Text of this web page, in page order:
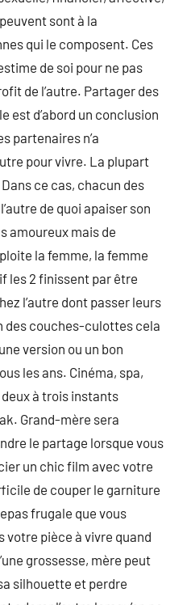
sont à la
qui le composent. Ces
de soi pour ne pas
de l’autre. Partager des
est d’abord un conclusion
partenaires n’a
pour vivre. La plupart
ce cas, chacun des
de quoi apaiser son
amoureux mais de
la femme, la femme
les 2 finissent par être
l’autre dont passer leurs
des couches-culottes cela
version ou un bon
les ans. Cinéma, spa,
à trois instants
Grand-mère sera
le partage lorsque vous
un chic film avec votre
de couper le garniture
frugale que vous
votre pièce à vivre quand
grossesse, mère peut
silhouette et perdre